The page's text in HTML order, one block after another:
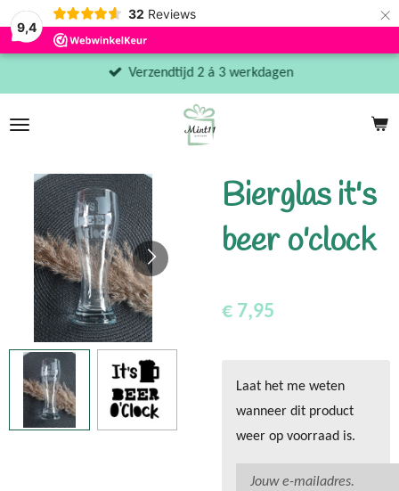
9,4
32 Reviews ×
Verzendtijd 2 á 3 werkdagen
Bierglas it's
beer o'clock
€ 7,95
Laat het me weten
wanneer dit product
weer op voorraad is.